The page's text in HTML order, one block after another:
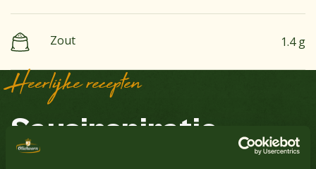
Zout 1.4 g
Heerlijke recepten
Sausinspiratie
Aardnoten